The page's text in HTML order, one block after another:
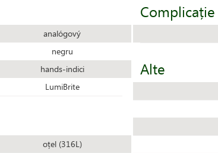
analógový
negru
hands-indici
LumiBrite
oțel (316L)
Complicație
Alte